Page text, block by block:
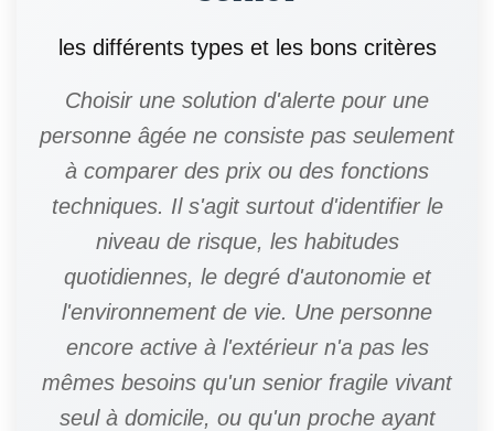
les différents types et les bons critères
Choisir une solution d'alerte pour une
personne âgée ne consiste pas seulement
à comparer des prix ou des fonctions
techniques. Il s'agit surtout d'identifier le
niveau de risque, les habitudes
quotidiennes, le degré d'autonomie et
l'environnement de vie. Une personne
encore active à l'extérieur n'a pas les
mêmes besoins qu'un senior fragile vivant
seul à domicile, ou qu'un proche ayant